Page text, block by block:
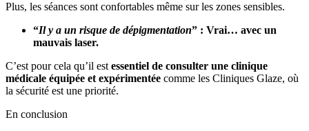
Plus, les séances sont confortables même sur les zones sensibles.
“Il y a un risque de dépigmentation” : Vrai… avec un
mauvais laser.
C’est pour cela qu’il est essentiel de consulter une clinique
médicale équipée et expérimentée comme les Cliniques Glaze, où
la sécurité est une priorité.
En conclusion